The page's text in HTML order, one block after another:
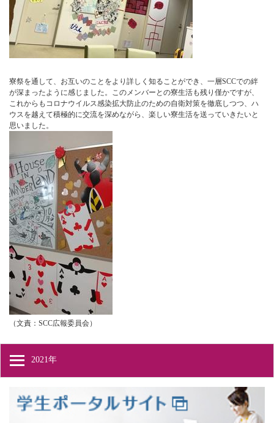
寮祭を通して、お互いのことをより詳しく知ることができ、一層SCCでの絆
が深まったように感じました。このメンバーとの寮生活も残り僅かですが、
これからもコロナウイルス感染拡大防止のための自衛対策を徹底しつつ、ハ
ウスを越えて積極的に交流を深めながら、楽しい寮生活を送っていきたいと
思いました。
（文責：SCC広報委員会）
2021年